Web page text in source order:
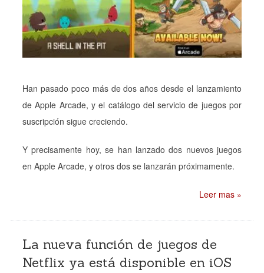
Han pasado poco más de dos años desde el lanzamiento
de Apple Arcade, y el catálogo del servicio de juegos por
suscripción sigue creciendo.
Y precisamente hoy, se han lanzado dos nuevos juegos
en Apple Arcade, y otros dos se lanzarán próximamente.
Leer mas »
La nueva función de juegos de
Netflix ya está disponible en iOS